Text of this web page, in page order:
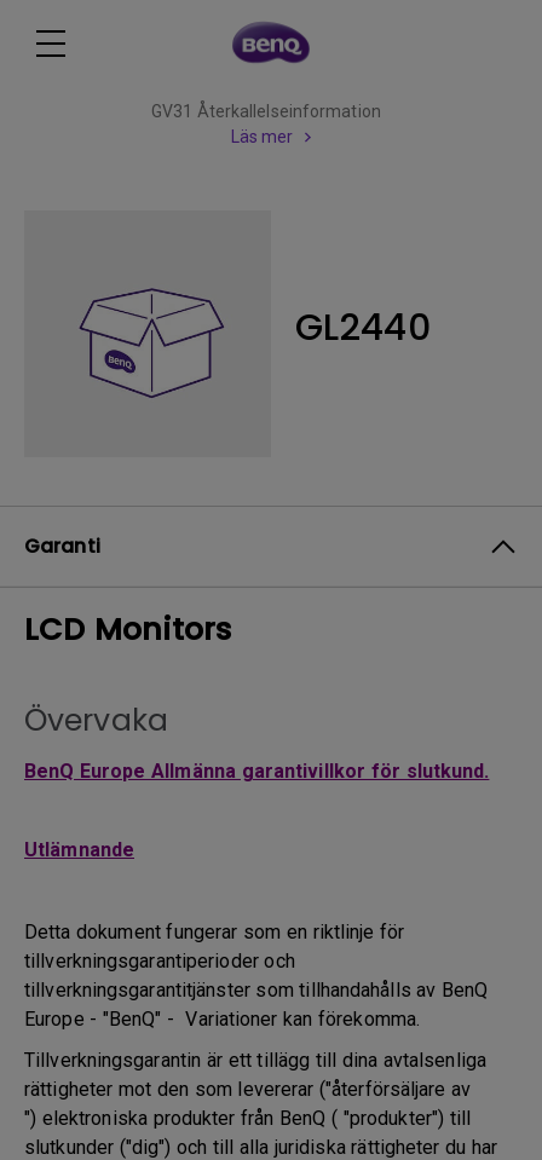
GV31 Återkallelseinformation
Läs mer
GL2440
Garanti
LCD Monitors
Övervaka
BenQ Europe Allmänna garantivillkor för slutkund.
Utlämnande
Detta dokument fungerar som en riktlinje för
tillverkningsgarantiperioder och
tillverkningsgarantitjänster som tillhandahålls av BenQ
Europe - "BenQ" - Variationer kan förekomma.
Tillverkningsgarantin är ett tillägg till dina avtalsenliga
rättigheter mot den som levererar ("återförsäljare av
") elektroniska produkter från BenQ ( "produkter") till
slutkunder ("dig") och till alla juridiska rättigheter du har